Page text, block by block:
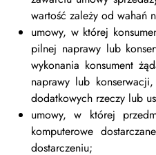
wartość zależy od wahań
umowy, w której
pilnej naprawy lub
wykonania konsument
naprawy lub
dodatkowych rzeczy lub
umowy, w której
komputerowe
dostarczeniu;